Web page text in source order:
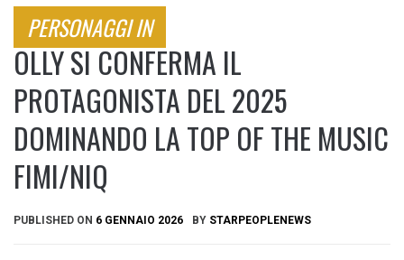
PERSONAGGI IN
OLLY SI CONFERMA IL
PROTAGONISTA DEL 2025
DOMINANDO LA TOP OF THE MUSIC
FIMI/NIQ
PUBLISHED ON 6 GENNAIO 2026 BY STARPEOPLENEWS